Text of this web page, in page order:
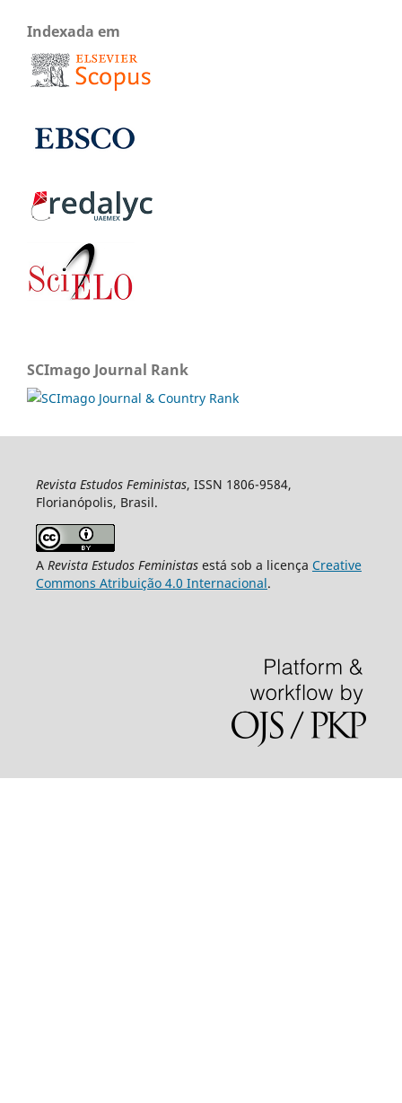
Indexada em
SCImago Journal Rank
Revista Estudos Feministas, ISSN 1806-9584,
Florianópolis, Brasil.
A Revista Estudos Feministasestá sob a licença Creative
Commons Atribuição 4.0 Internacional.